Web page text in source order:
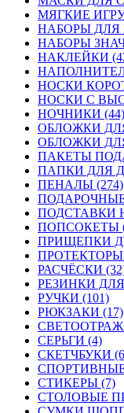
МЯГКИЕ
НАБОРЫ ДЛЯ
НАБОРЫ
НАКЛЕЙКИ
НОСКИ
НОСКИ С
НОЧНИКИ (44)
ОБЛОЖКИ
ОБЛОЖКИ
ПАКЕТЫ
ПАПКИ ДЛЯ
ПЕНАЛЫ (274)
ПОДАРОЧНЫЕ
ПОДСТАВКИ
ПОПСОКЕТЫ
ПРИЩЕПКИ
ПРОТЕКТОРЫ
РАСЧЁСКИ
РЕЗИНКИ
РУЧКИ (101)
РЮКЗАКИ (17)
СЕРЬГИ (4)
СКЕТЧБУКИ
СТИКЕРЫ (7)
СТОЛОВЫЕ